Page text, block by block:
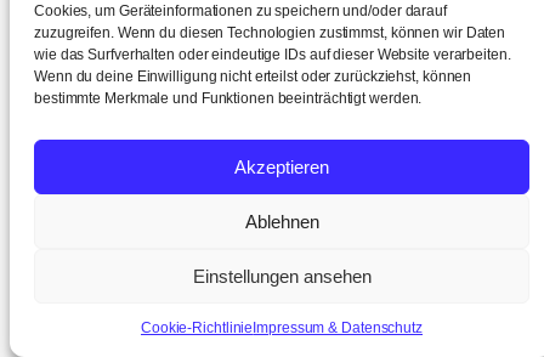
Cookies, um Geräteinformationen zu speichern und/oder darauf
zuzugreifen. Wenn du diesen Technologien zustimmst, können wir Daten
wie das Surfverhalten oder eindeutige IDs auf dieser Website verarbeiten.
Wenn du deine Einwilligung nicht erteilst oder zurückziehst, können
bestimmte Merkmale und Funktionen beeinträchtigt werden.
Akzeptieren
Ablehnen
Einstellungen ansehen
Cookie-Richtlinie Impressum & Datenschutz
K-C 32 KU AS
Antistatischer Saugkrümmer K-C 32 KU AS aus
leitfähigem Spezialkunststoff für FLEX VCE Sauger.
System frei mit, ohne den Schlauch zu verdrillen.
CHF27.00
Schubbügel VCE 33/44